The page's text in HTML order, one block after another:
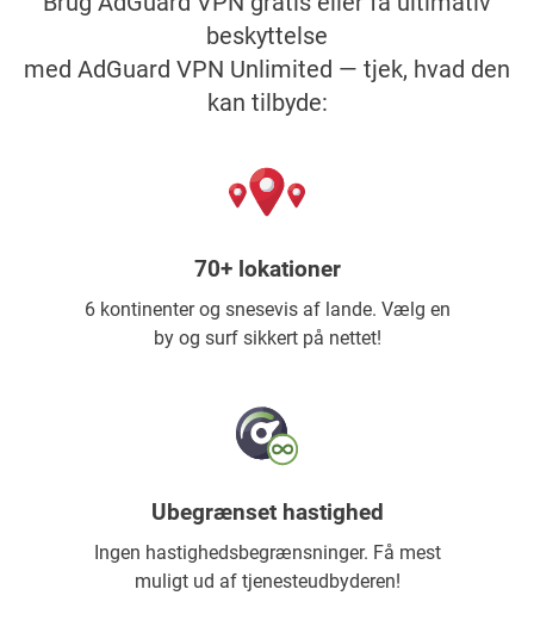
beskyttelse
med AdGuard VPN Unlimited — tjek, hvad den
kan tilbyde:
70+ lokationer
6 kontinenter og snesevis af lande. Vælg en
by og surf sikkert på nettet!
Ubegrænset hastighed
Ingen hastighedsbegrænsninger. Få mest
muligt ud af tjenesteudbyderen!